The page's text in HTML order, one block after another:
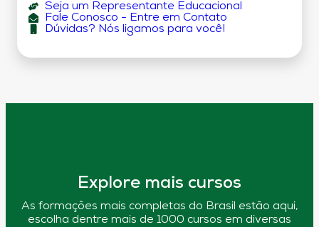
Seja um Representante Educacional
Fale Conosco - Entre em Contato
Dúvidas? Nós ligamos para você!
Explore mais cursos
As formações mais completas do Brasil estão aqui,
escolha dentre mais de 1000 cursos em diversas